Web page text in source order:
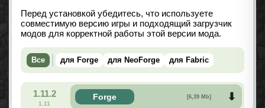
Перед установкой убедитесь, что используете
совместимую версию игры и подходящий загрузчик
модов для корректной работы этой версии мода.
Все для Forge для NeoForge для Fabric
1.11.2
1.11
Forge [6,39 Mb]